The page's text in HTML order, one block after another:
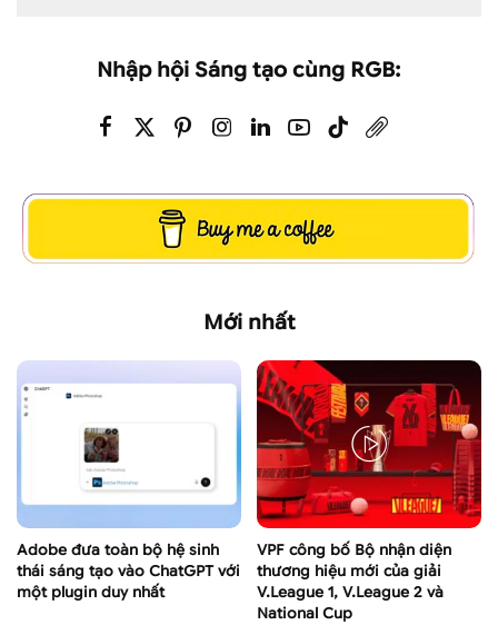
Nhập hội Sáng tạo cùng RGB:
Mới nhất
Adobe đưa toàn bộ hệ sinh
thái sáng tạo vào ChatGPT với
một plugin duy nhất
VPF công bố Bộ nhận diện
thương hiệu mới của giải
V.League 1, V.League 2 và
National Cup